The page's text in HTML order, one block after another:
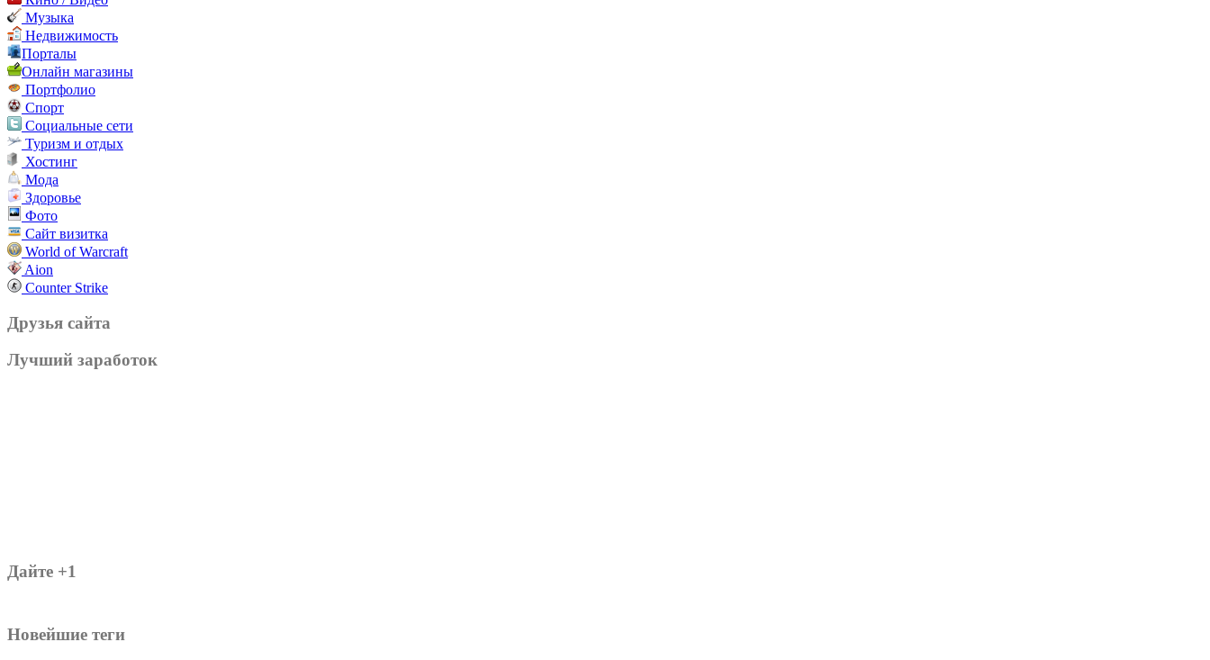
Музыка
Недвижимость
Порталы
Онлайн магазины
Портфолио
Спорт
Социальные сети
Туризм и отдых
Хостинг
Мода
Здоровье
Фото
Сайт визитка
World of Warcraft
Aion
Counter Strike
Друзья сайта
Лучший заработок
Дайте +1
Новейшие теги